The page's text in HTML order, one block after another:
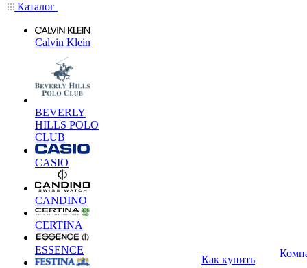
Каталог
Calvin Klein
BEVERLY
HILLS POLO
CLUB
CASIO
CANDINO
CERTINA
ESSENCE
Как купить